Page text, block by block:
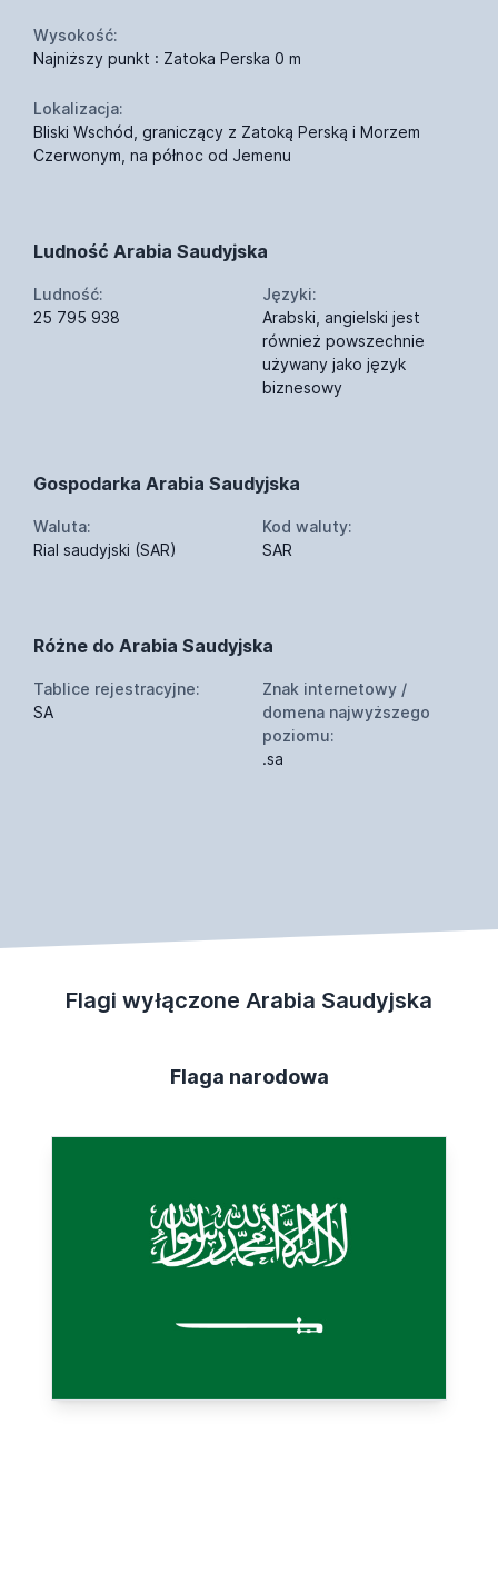
Wysokość:
Najniższy punkt : Zatoka Perska 0 m
Lokalizacja:
Bliski Wschód, graniczący z Zatoką Perską i Morzem
Czerwonym, na północ od Jemenu
Ludność Arabia Saudyjska
Ludność:
25 795 938
Języki:
Arabski, angielski jest
również powszechnie
używany jako język
biznesowy
Gospodarka Arabia Saudyjska
Waluta:
Rial saudyjski (SAR)
Kod waluty:
SAR
Różne do Arabia Saudyjska
Tablice rejestracyjne:
SA
Znak internetowy /
domena najwyższego
poziomu:
.sa
Flagi wyłączone Arabia Saudyjska
Flaga narodowa